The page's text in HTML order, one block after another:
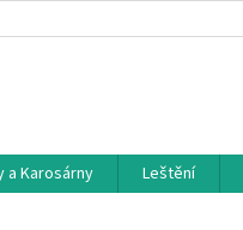
a Karosárny Leštění